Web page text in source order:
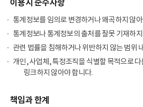
이용시 준수사항
통계정보를 임의로 변경하거나 왜곡하지 않
통계정보나 통계정보의 출처를 잘못 기재하
관련 법률을 침해하거나 위반하지 않는 범위
개인, 사업체, 특정조직을 식별할 목적으로
링크하지 않아야 합니다.
책임과 한계